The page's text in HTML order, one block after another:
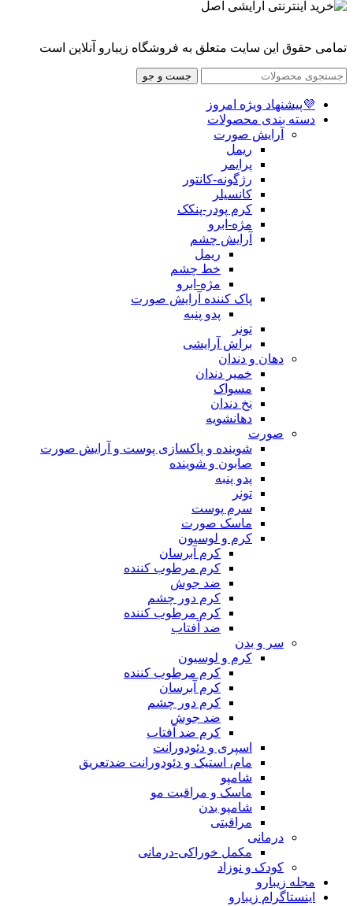
تمامی حقوق این سایت متعلق به فروشگاه زیبارو آنلاین است
جست و جو
💜پیشنهاد ویژه امروز
دسته بندی محصولات
آرایش صورت
ریمل
پرایمر
رژگونه-کانتور
کانسیلر
کرم پودر-پنکک
مژه-ابرو
آرایش چشم
ریمل
خط چشم
مژه-ابرو
پاک کننده آرایش صورت
پدو پنبه
تونر
براش آرایشی
دهان و دندان
خمیر دندان
مسواک
نخ دندان
دهانشویه
صورت
شوینده و پاکسازی پوست و آرایش صورت
صابون و شوینده
پدو پنبه
تونر
سرم پوست
ماسک صورت
کرم و لوسیون
کرم آبرسان
کرم مرطوب کننده
ضد جوش
کرم دور چشم
کرم مرطوب کننده
ضد آفتاب
سر و بدن
کرم و لوسیون
کرم مرطوب کننده
کرم آبرسان
کرم دور چشم
ضد جوش
کرم ضد آفتاب
اسپری و دئودورانت
مام، استیک و دئودورانت ضدتعریق
شامپو
ماسک و مراقبت مو
شامپو بدن
مراقبتی
درمانی
مکمل خوراکی-درمانی
کودک و نوزاد
مجله زیبارو
اینستاگرام زیبارو